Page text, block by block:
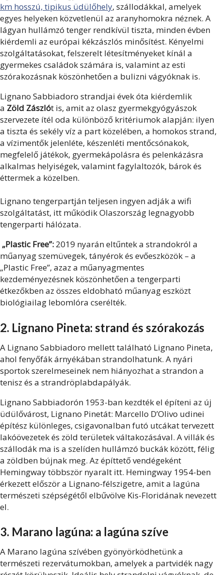
km hosszú, tipikus üdülőhely, szállodákkal, amelyek
egyes helyeken közvetlenül az aranyhomokra néznek. A
lágyan hullámzó tenger rendkívül tiszta, minden évben
kiérdemli az európai kékzászlós minősítést. Kényelmi
szolgáltatásokat, felszerelt létesítményeket kínál a
gyermekes családok számára is, valamint az esti
szórakozásnak köszönhetően a bulizni vágyóknak is.
Lignano Sabbiadoro strandjai évek óta kiérdemlik
a Zöld Zászlót is, amit az olasz gyermekgyógyászok
szervezete ítél oda különböző kritériumok alapján: ilyen
a tiszta és sekély víz a part közelében, a homokos strand,
a vízimentők jelenléte, készenléti mentőcsónakok,
megfelelő játékok, gyermekápolásra és pelenkázásra
alkalmas helyiségek, valamint fagylaltozók, bárok és
éttermek a közelben.
Lignano tengerpartján teljesen ingyen adják a wifi
szolgáltatást, itt működik Olaszország legnagyobb
tengerparti hálózata.
„Plastic Free”: 2019 nyarán eltűntek a strandokról a
műanyag szemüvegek, tányérok és evőeszközök – a
„Plastic Free”, azaz a műanyagmentes
kezdeményezésnek köszönhetően a tengerparti
étkezőkben az összes eldobható műanyag eszközt
biológiailag lebomlóra cserélték.
2. Lignano Pineta: strand és szórakozás
A Lignano Sabbiadoro mellett található Lignano Pineta,
ahol fenyőfák árnyékában strandolhatunk. A nyári
sportok szerelmeseinek nem hiányozhat a strandon a
tenisz és a strandröplabdapályák.
Lignano Sabbiadorón 1953-ban kezdték el építeni az új
üdülővárost, Lignano Pinetát: Marcello D’Olivo udinei
építész különleges, csigavonalban futó utcákat tervezett
lakóövezetek és zöld területek váltakozásával. A villák és
szállodák ma is a szelíden hullámzó buckák között, félig
a zöldben bújnak meg. Az építtető vendégeként
Hemingway többször nyaralt itt. Hemingway 1954-ben
érkezett először a Lignano-félszigetre, amit a lagúna
természeti szépségétől elbűvölve Kis-Floridának nevezett
el.
3. Marano lagúna: a lagúna szíve
A Marano lagúna szívében gyönyörködhetünk a
természeti rezervátumokban, amelyek a partvidék nagy